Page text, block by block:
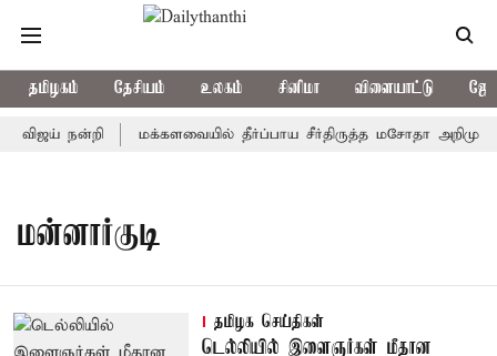
தமிழகம் தேசியம் உலகம் சினிமா விளையாட்டு
விஜய் நன்றி மக்களவையில் தீர்ப்பாய சீர்திருத்த மசோதா அறிமுகம்
மன்னார்குடி
தமிழக செய்திகள்
டெல்லியில் இளைஞர்கள் மீதான